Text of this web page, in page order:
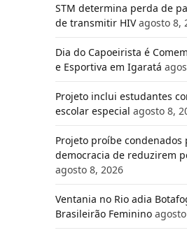
STM determina perda de
de transmitir HIV agosto 8,
Dia do Capoeirista é
e Esportiva em Igaratá
Projeto inclui estudantes
escolar especial agosto 8,
Projeto proíbe condenados
democracia de reduzirem
agosto 8, 2026
Ventania no Rio adia
Brasileirão Feminino